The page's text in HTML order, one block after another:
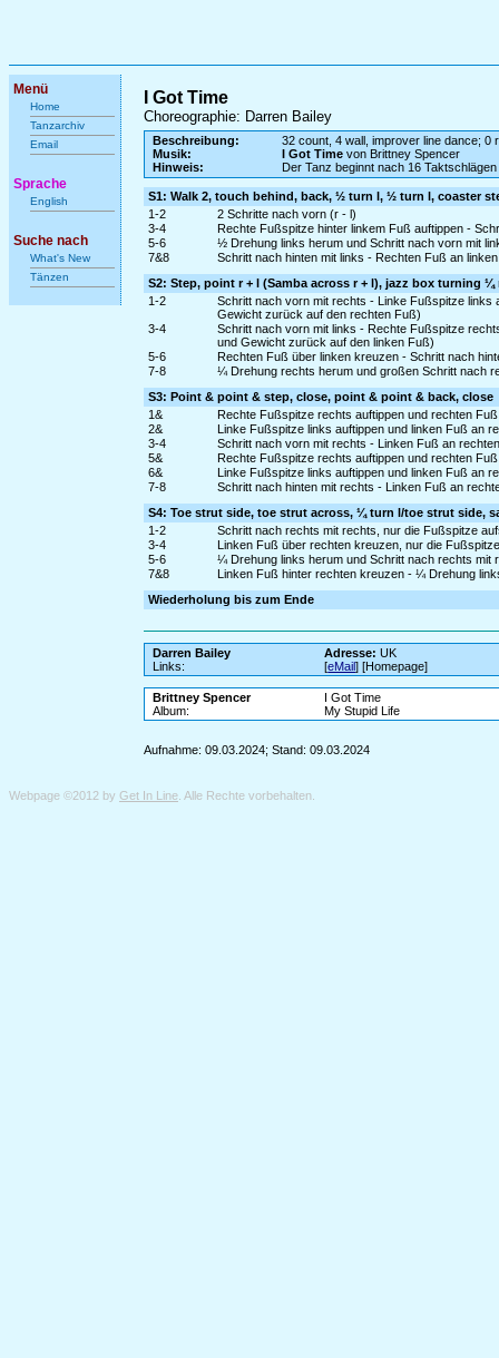
Menü
Home
Tanzarchiv
Email
Sprache
English
Suche nach
What's New
Tänzen
I Got Time
Choreographie: Darren Bailey
Beschreibung:
32 count, 4 wall, improver line dance; 0
Musik:
I Got Timevon Brittney Spencer
Hinweis:
Der Tanz beginnt nach 16 Taktschlägen
S1: Walk 2, touch behind, back, ½ turn l, ½ turn l, coaster
1-2
2 Schritte nach vorn (r - l)
3-4
Rechte Fußspitze hinter linkem Fuß auftippen -
5-6
½ Drehung links herum und Schritt nach vorn mit
7&8
Schritt nach hinten mit links - Rechten Fuß an
S2: Step, point r + l (Samba across r + l), jazz box turning ¼
1-2
Schritt nach vorn mit rechts - Linke Fußspitze links
Gewicht zurück auf den rechten Fuß)
3-4
Schritt nach vorn mit links - Rechte Fußspitze
und Gewicht zurück auf den linken Fuß)
5-6
Rechten Fuß über linken kreuzen - Schritt nach
7-8
¼ Drehung rechts herum und großen Schritt nach
S3: Point & point & step, close, point & point & back, close
1&
Rechte Fußspitze rechts auftippen und rechten
2&
Linke Fußspitze links auftippen und linken Fuß an
3-4
Schritt nach vorn mit rechts - Linken Fuß an
5&
Rechte Fußspitze rechts auftippen und rechten
6&
Linke Fußspitze links auftippen und linken Fuß an
7-8
Schritt nach hinten mit rechts - Linken Fuß an
S4: Toe strut side, toe strut across, ¼ turn l/toe strut side,
1-2
Schritt nach rechts mit rechts, nur die Fußspitze
3-4
Linken Fuß über rechten kreuzen, nur die
5-6
¼ Drehung links herum und Schritt nach rechts
7&8
Linken Fuß hinter rechten kreuzen - ¼ Drehung
Wiederholung bis zum Ende
Darren Bailey Adresse: UK
Links:
[eMail] [Homepage]
Brittney Spencer
I Got Time
Album:
My Stupid Life
Aufnahme: 09.03.2024; Stand: 09.03.2024
Webpage ©2012 by Get In Line . Alle Rechte vorbehalten.